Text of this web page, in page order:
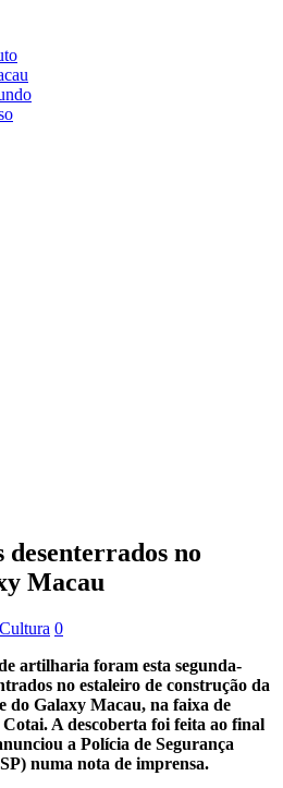
no
Macau
Cultura 0
artilharia foram esta segunda-
no estaleiro de construção da
do Galaxy Macau, na faixa de
Cotai. A descoberta foi feita ao final
a Polícia de Segurança
numa nota de imprensa.